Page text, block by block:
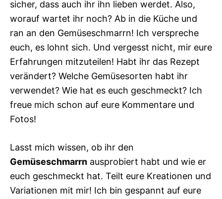
sicher, dass auch ihr ihn lieben werdet. Also,
worauf wartet ihr noch? Ab in die Küche und
ran an den Gemüseschmarrn! Ich verspreche
euch, es lohnt sich. Und vergesst nicht, mir eure
Erfahrungen mitzuteilen! Habt ihr das Rezept
verändert? Welche Gemüsesorten habt ihr
verwendet? Wie hat es euch geschmeckt? Ich
freue mich schon auf eure Kommentare und
Fotos!
Lasst mich wissen, ob ihr den
Gemüseschmarrn ausprobiert habt und wie er
euch geschmeckt hat. Teilt eure Kreationen und
Variationen mit mir! Ich bin gespannt auf eure